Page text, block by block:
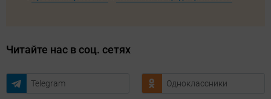
Читайте нас в соц. сетях
Telegram Одноклассники